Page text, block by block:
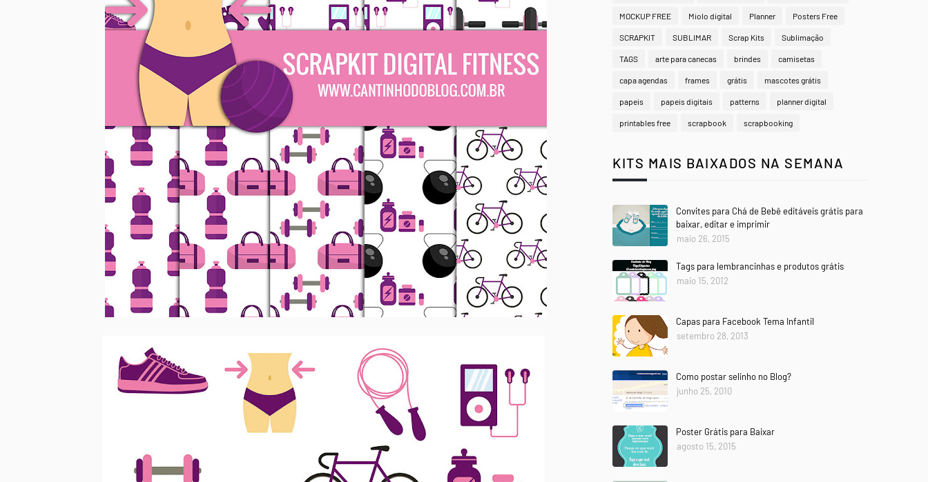
MOCKUP FREE Miolo digital Planner Posters Free
SCRAPKIT SUBLIMAR Scrap Kits Sublimação
TAGS arte para canecas brindes camisetas
capa agendas frames grátis mascotes grátis
papeis papeis digitais patterns planner digital
printables free scrapbook scrapbooking
KITS MAIS BAIXADOS NA SEMANA
Convites para Chá de Bebê editáveis grátis para
baixar, editar e imprimir
maio 26, 2015
Tags para lembrancinhas e produtos grátis
maio 15, 2012
Capas para Facebook Tema Infantil
setembro 28, 2013
Como postar selinho no Blog?
junho 25, 2010
Poster Grátis para Baixar
agosto 15, 2015